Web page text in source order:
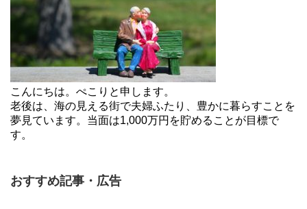
こんにちは。ぺこりと申します。
老後は、海の見える街で夫婦ふたり、豊かに暮らすことを
夢見ています。当面は1,000万円を貯めることが目標で
す。
おすすめ記事・広告